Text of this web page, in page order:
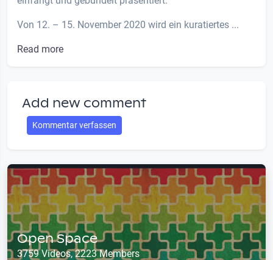
Von 12. – 15. November 2020 wird ein kuratiertes ...
Read more
Add new comment
Kommentar verfassen
Open Space
3759 Videos, 2223 Members